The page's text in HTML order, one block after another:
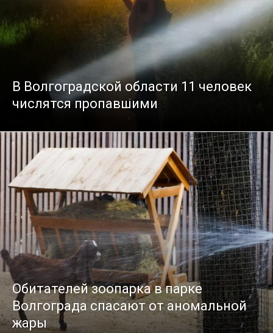
В Волгоградской области 11 человек
числятся пропавшими
Обитателей зоопарка в парке
Волгограда спасают от аномальной
жары